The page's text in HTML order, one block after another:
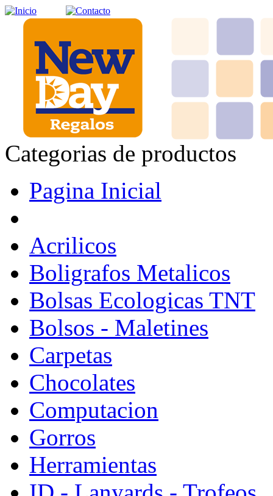
Categorias de productos
Pagina Inicial
Acrilicos
Boligrafos Metalicos
Bolsas Ecologicas TNT
Bolsos - Maletines
Carpetas
Chocolates
Computacion
Gorros
Herramientas